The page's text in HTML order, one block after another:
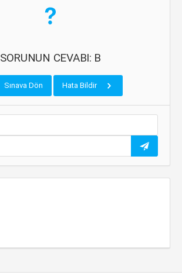
SORUNUN CEVABI: B
Sınava Dön Hata Bildir